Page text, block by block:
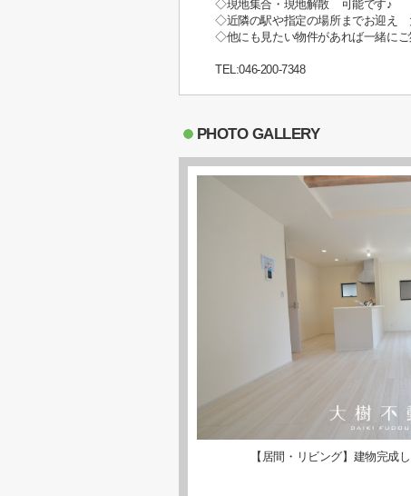
◇現地集合・現地解散 可能です♪
◇近隣の駅や指定の場所までお迎え
◇他にも見たい物件があれば一緒に
TEL:046-200-7348
PHOTO GALLERY
【居間・リビング】建物完成